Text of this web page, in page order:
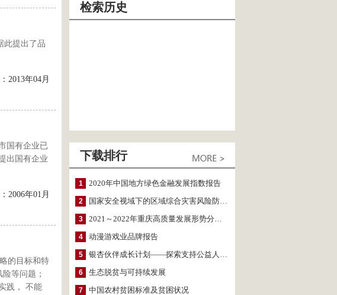
此提出了品
2013年04月
国有企业已
出国有企业
2006年01月
的目标和特
等问题；
践， 不能
检索历史
下载排行
1 2020年中国地方绿色金融发展指数报告
2 国家安全视域下的区域综合灾害风险防范与风险融资战略思考
3 2021～2022年重庆高质量发展形势分析与预测
4 动漫游戏业品牌报告
5 银杏伙伴成长计划——探索支持公益人才的路径
6 生态脱贫与可持续发展
7 中国农村贫困标准及贫困状况